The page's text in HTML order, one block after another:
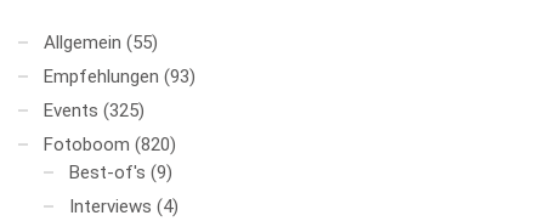
Allgemein (55)
Empfehlungen (93)
Events (325)
Fotoboom (820)
Best-of's (9)
Interviews (4)